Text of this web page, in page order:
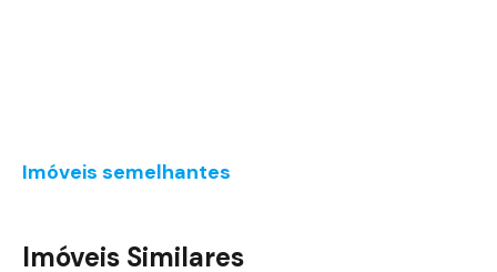
Imóveis semelhantes
Imóveis Similares